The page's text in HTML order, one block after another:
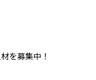
を募集中！